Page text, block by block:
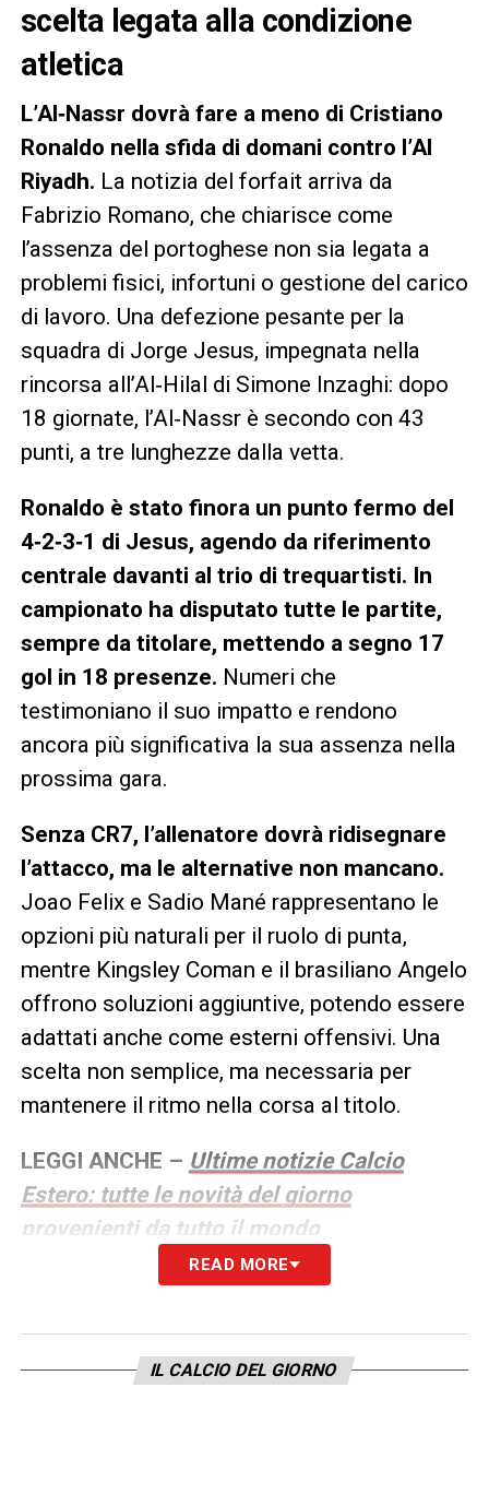
scelta legata alla condizione
atletica
L’Al‑Nassr dovrà fare a meno di Cristiano
Ronaldo nella sfida di domani contro l’Al
Riyadh. La notizia del forfait arriva da
Fabrizio Romano, che chiarisce come
l’assenza del portoghese non sia legata a
problemi fisici, infortuni o gestione del carico
di lavoro. Una defezione pesante per la
squadra di Jorge Jesus, impegnata nella
rincorsa all’Al‑Hilal di Simone Inzaghi: dopo
18 giornate, l’Al‑Nassr è secondo con 43
punti, a tre lunghezze dalla vetta.
Ronaldo è stato finora un punto fermo del
4‑2‑3‑1 di Jesus, agendo da riferimento
centrale davanti al trio di trequartisti. In
campionato ha disputato tutte le partite,
sempre da titolare, mettendo a segno 17
gol in 18 presenze. Numeri che
testimoniano il suo impatto e rendono
ancora più significativa la sua assenza nella
prossima gara.
Senza CR7, l’allenatore dovrà ridisegnare
l’attacco, ma le alternative non mancano.
Joao Felix e Sadio Mané rappresentano le
opzioni più naturali per il ruolo di punta,
mentre Kingsley Coman e il brasiliano Angelo
offrono soluzioni aggiuntive, potendo essere
adattati anche come esterni offensivi. Una
scelta non semplice, ma necessaria per
mantenere il ritmo nella corsa al titolo.
LEGGI ANCHE – Ultime notizie Calcio
Estero: tutte le novità del giorno
provenienti da tutto il mondo
READ MORE
IL CALCIO DEL GIORNO